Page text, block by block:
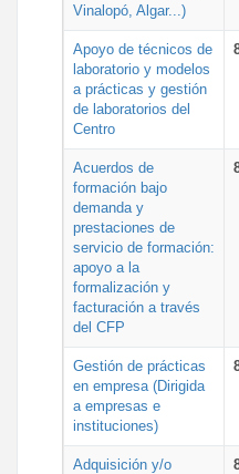
Vinalopó, Algar...)
Apoyo de técnicos de
laboratorio y modelos
a prácticas y gestión
de laboratorios del
Centro
Acuerdos de
formación bajo
demanda y
prestaciones de
servicio de formación:
apoyo a la
formalización y
facturación a través
del CFP
Gestión de prácticas
en empresa (Dirigida
a empresas e
instituciones)
Adquisición y/o